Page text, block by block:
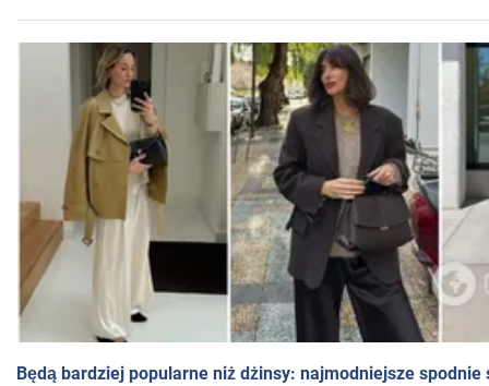
Będą bardziej popularne niż dżinsy: najmodniejsze spodnie